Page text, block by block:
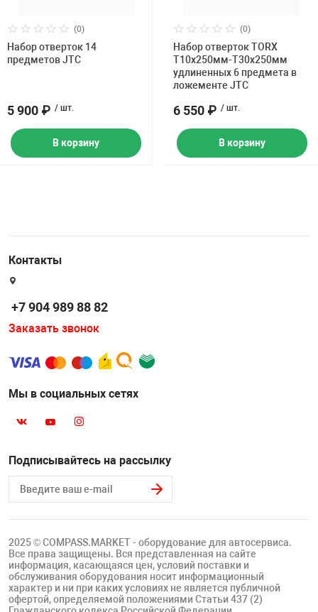
(0)
Набор отверток 14
предметов JTC
5 900 ₽ / шт.
В корзину
(0)
Набор отверток TORX
T10х250мм-Т30х250мм
удлиненных 6 предмета в
ложементе JTC
6 550 ₽ / шт.
В корзину
Контакты
+7 904 989 88 82
Заказать звонок
Мы в социальных сетях
Подписывайтесь на рассылку
2025 © COMPASS.MARKET - оборудование для автосервиса.
Все права защищены. Вся представленная на сайте
информация, касающаяся цен, условий поставки и
обслуживания оборудования носит информационный
характер и ни при каких условиях не является публичной
офертой, определяемой положениями Статьи 437 (2)